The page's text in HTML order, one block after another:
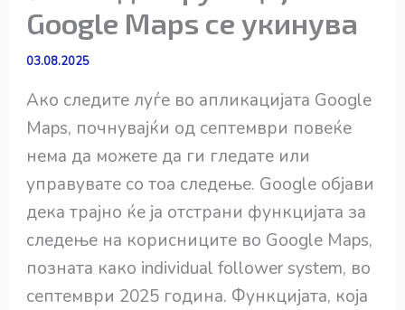
Google Maps се укинува
03.08.2025
Ако следите луѓе во апликацијата Google
Maps, почнувајќи од септември повеќе
нема да можете да ги гледате или
управувате со тоа следење. Google објави
дека трајно ќе ја отстрани функцијата за
следење на корисниците во Google Maps,
позната како individual follower system, во
септември 2025 година. Функцијата, која